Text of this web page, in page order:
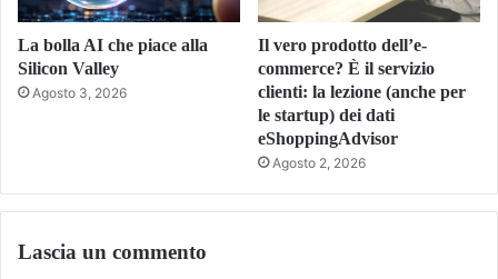
La bolla AI che piace alla
Silicon Valley
Agosto 3, 2026
Il vero prodotto dell’e-
commerce? È il servizio
clienti: la lezione (anche per
le startup) dei dati
eShoppingAdvisor
Agosto 2, 2026
Lascia un commento